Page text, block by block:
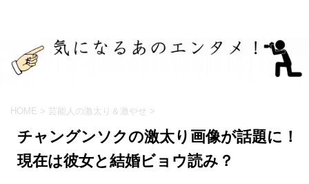
HOME > 芸能人の激太り＆激やせ >
チャングンソクの激太り画像が話題に！
現在は彼女と結婚ビョウ読み？